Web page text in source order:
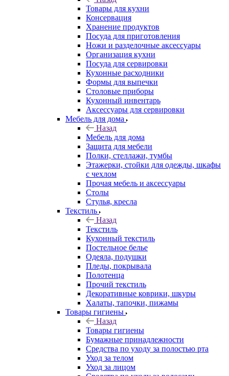
Товары для кухни
Консервация
Хранение продуктов
Посуда для приготовления
Ножи и разделочные аксессуары
Организация кухни
Посуда для сервировки
Кухонные расходники
Формы для выпечки
Столовые приборы
Кухонный инвентарь
Аксессуары для сервировки
Мебель для дома
Назад
Мебель для дома
Защита для мебели
Полки, стеллажи, тумбы
Этажерки, стойки для одежды, шкафы
с чехлом
Прочая мебель и аксессуары
Столы
Стулья, кресла
Текстиль
Назад
Текстиль
Кухонный текстиль
Постельное белье
Одеяла, подушки
Пледы, покрывала
Полотенца
Прочий текстиль
Декоративные коврики, шкуры
Халаты, тапочки, пижамы
Товары гигиены
Назад
Товары гигиены
Бумажные принадлежности
Средства по уходу за полостью рта
Уход за телом
Уход за лицом